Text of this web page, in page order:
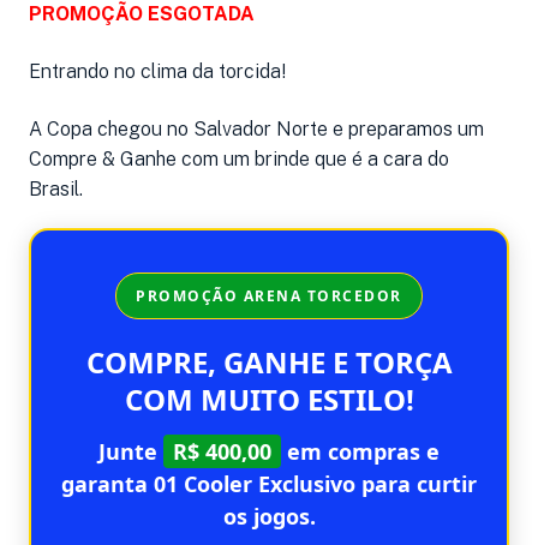
PROMOÇÃO ESGOTADA
Entrando no clima da torcida!
A Copa chegou no Salvador Norte e preparamos um
Compre & Ganhe com um brinde que é a cara do
Brasil.
PROMOÇÃO ARENA TORCEDOR
COMPRE, GANHE E TORÇA
COM MUITO ESTILO!
Junte R$ 400,00 em compras e
garanta 01 Cooler Exclusivo para curtir
os jogos.